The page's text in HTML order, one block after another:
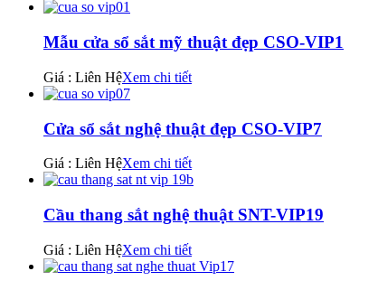
Mẫu cửa sổ sắt mỹ thuật đẹp CSO-VIP1
Giá : Liên HệXem chi tiết
Cửa sổ sắt nghệ thuật đẹp CSO-VIP7
Giá : Liên HệXem chi tiết
Cầu thang sắt nghệ thuật SNT-VIP19
Giá : Liên HệXem chi tiết